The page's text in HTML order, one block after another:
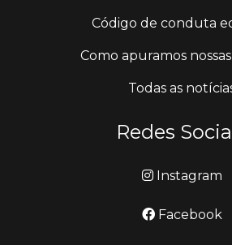
Código de conduta
Como apuramos
Todas as
Redes
Instagram
Facebook